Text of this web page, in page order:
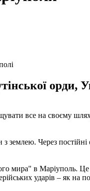
все на своєму
з землею. Через
мира" в
ударів – як